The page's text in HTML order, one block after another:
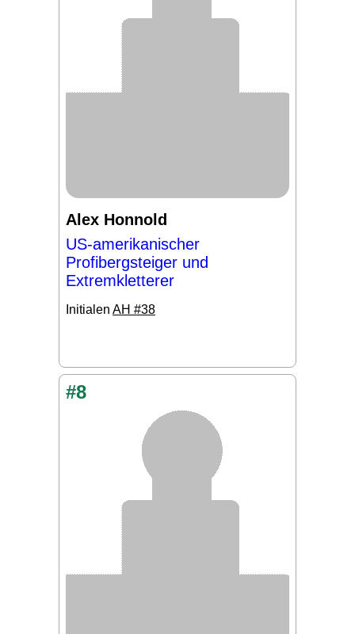
Alex Honnold
US-amerikanischer
Profibergsteiger und
Extremkletterer
Initialen AH #38
#8